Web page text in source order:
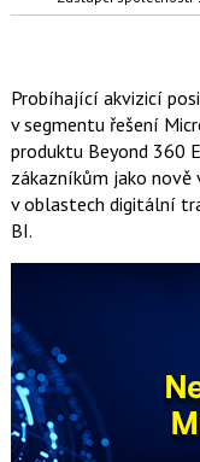
Probíhající akvizicí
v segmentu řešení
produktu Beyond 360
zákazníkům jako nově
v oblastech digitální
BI.